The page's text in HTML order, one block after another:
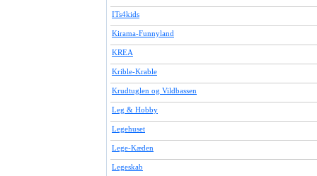
ITs4kids
Kirama-Funnyland
KREA
Krible-Krable
Krudtuglen og Vildbassen
Leg & Hobby
Legehuset
Lege-Kæden
Legeskab